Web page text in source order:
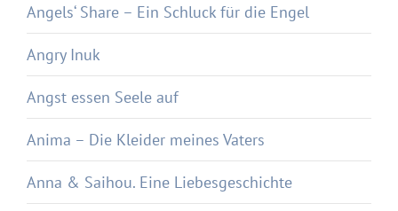
Angels‘ Share – Ein Schluck für die Engel
Angry Inuk
Angst essen Seele auf
Anima – Die Kleider meines Vaters
Anna & Saihou. Eine Liebesgeschichte